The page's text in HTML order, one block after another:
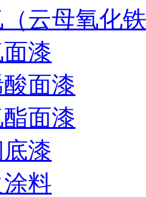
（云母氧化
面漆
酸面漆
酯面漆
底漆
涂料